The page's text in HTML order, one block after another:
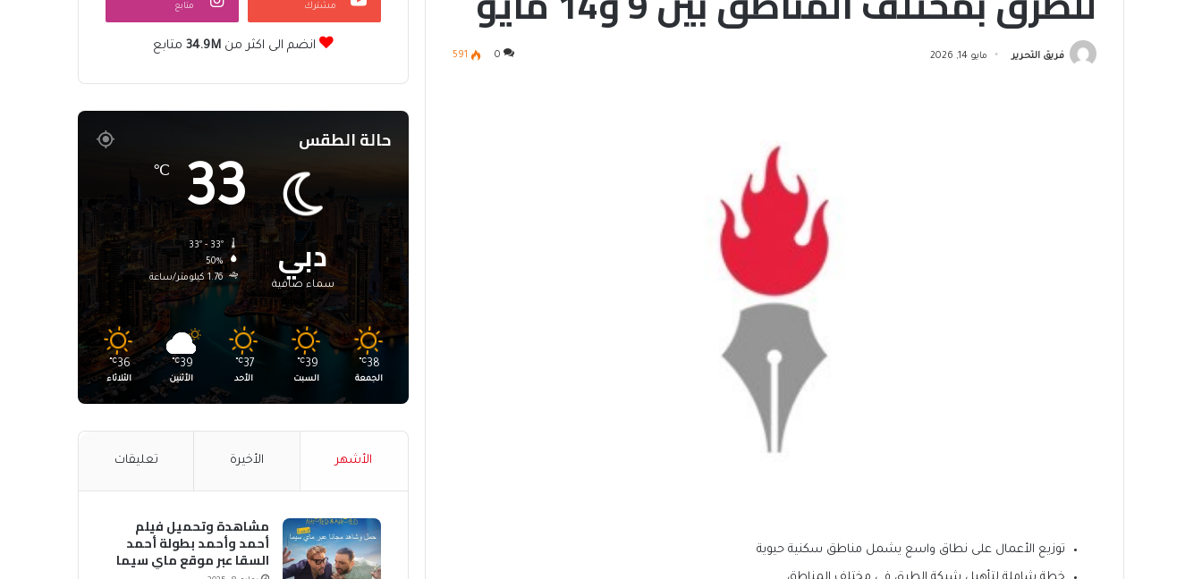
فريق التحرير مايو 14, 2026 0
591
توزيع الأعمال على نطاق واسع يشمل مناطق سكنية حيوية
مشترك متابع
انضم الى اكثر من34.9M متابع
حالة الطقس
دبي
سماء صافية
33
℃
50%
1.76 كيلومتر/ساعة
38
℃
الجمعة
39
℃
السبت
37
℃
الأحد
39
℃
الأثنين
36
℃
الثلاثاء
الأشهر الأخيرة تعليقات
مشاهدة وتحميل فيلم
أحمد وأحمد بطولة أحمد
السقا عبر موقع ماي سيما